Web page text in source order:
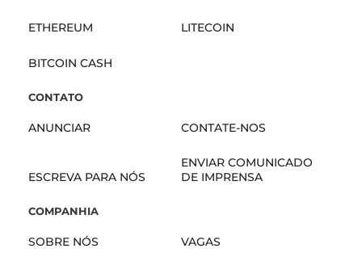
ETHEREUM LITECOIN
BITCOIN CASH
CONTATO
ANUNCIAR CONTATE-NOS
ESCREVA PARA NÓS
ENVIAR COMUNICADO
DE IMPRENSA
COMPANHIA
SOBRE NÓS VAGAS